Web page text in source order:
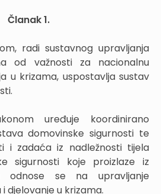
Članak 1.
radi sustavnog upravljanja
od važnosti za nacionalnu
u krizama, uspostavlja sustav
uređuje koordinirano
domovinske sigurnosti te
i zadaća iz nadležnosti tijela
sigurnosti koje proizlaze iz
odnose se na upravljanje
djelovanje u krizama.